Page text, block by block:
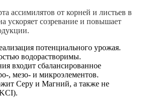
ассимилятов от корней и листьев в
ускоряет созревание и повышает
потенциального урожая.
водорастворимы.
входит сбалансированное
, мезо- и микроэлементов.
Серу и Магний, а также не